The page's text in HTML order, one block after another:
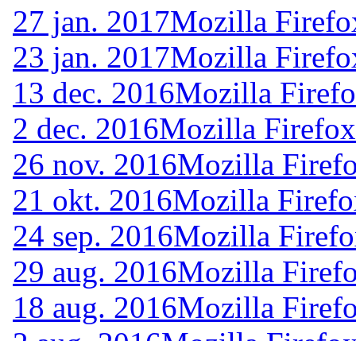
27 jan. 2017Mozilla
23 jan. 2017Mozilla
13 dec. 2016Mozilla
2 dec. 2016Mozilla
26 nov. 2016Mozilla
21 okt. 2016Mozilla
24 sep. 2016Mozilla
29 aug. 2016Mozilla
18 aug. 2016Mozilla